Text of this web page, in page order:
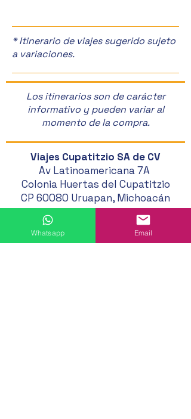
* Itinerario de viajes sugerido sujeto
a variaciones.
Los itinerarios son de carácter
informativo y pueden variar al
momento de la compra.
Viajes Cupatitzio SA de CV
Av Latinoamericana 7A
Colonia Huertas del Cupatitzio
CP 60080 Uruapan, Michoacán
452 121 20 33
Whatsapp Email